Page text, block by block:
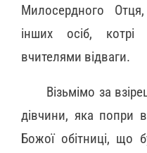
Милосердного
інших осіб,
вчителями відваги.
Візьмімо за
дівчини, яка попри
Божої обітниці, що